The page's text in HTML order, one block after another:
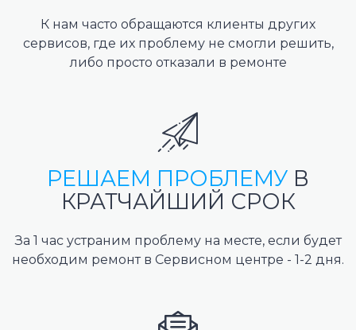
К нам часто обращаются клиенты других
сервисов, где их проблему не смогли решить,
либо просто отказали в ремонте
РЕШАЕМ ПРОБЛЕМУ В
КРАТЧАЙШИЙ СРОК
За 1 час устраним проблему на месте, если будет
необходим ремонт в Сервисном центре - 1-2 дня.